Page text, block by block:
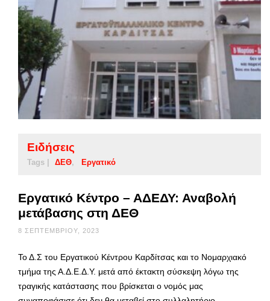
Ειδήσεις
Tags | ΔΕΘ Εργατικό
Εργατικό Κέντρο – ΑΔΕΔΥ: Αναβολή
μετάβασης στη ΔΕΘ
8 ΣΕΠΤΕΜΒΡΊΟΥ, 2023
Το Δ.Σ του Εργατικού Κέντρου Καρδίτσας και το Νομαρχιακό
τμήμα της Α.Δ.Ε.Δ.Υ. μετά από έκτακτη σύσκεψη λόγω της
τραγικής κατάστασης που βρίσκεται ο νομός μας